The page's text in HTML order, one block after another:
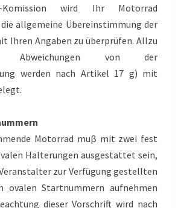
Komission wird Ihr Motorrad
allgemeine Übereinstimmung der
Ihren Angaben zu überprüfen. Allzu
Abweichungen von der
werden nach Artikel 17 g) mit
Motorrad muβ mit zwei fest
Halterungen ausgestattet sein,
zur Verfügung gestellten
ovalen Startnummern aufnehmen
dieser Vorschrift wird nach